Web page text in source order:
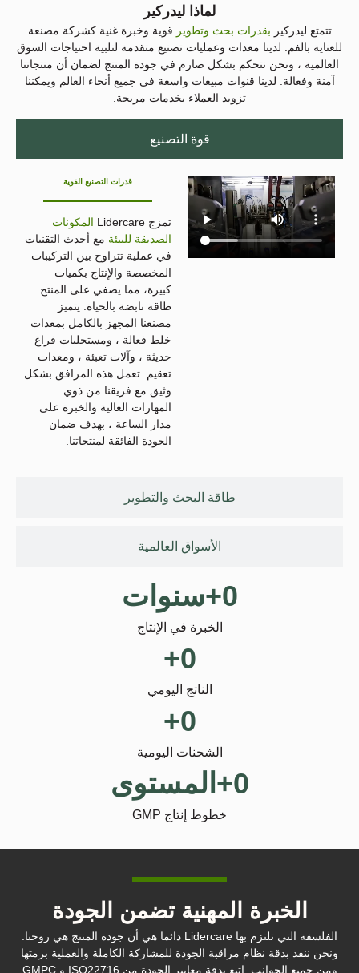
لماذا ليدركير
تتمتع ليدركير بقدرات بحث وتطوير قوية وخبرة غنية كشركة مصنعة
للعناية بالفم. لدينا معدات وعمليات تصنيع متقدمة لتلبية احتياجات السوق
العالمية ، ونحن نتحكم بشكل صارم في جودة المنتج لضمان أن منتجاتنا
آمنة وفعالة. لدينا قنوات مبيعات واسعة في جميع أنحاء العالم ويمكننا
تزويد العملاء بخدمات مريحة.
قوة التصنيع
طاقة البحث والتطوير
الأسواق العالمية
قدرات التصنيع القوية
تمزج Lidercare
المكونات
الصديقة للبيئة مع أحدث التقنيات
في عملية تتراوح بين التركيبات
المخصصة والإنتاج بكميات
كبيرة، مما يضفي على المنتج
طاقة نابضة بالحياة. يتميز
مصنعنا المجهز بالكامل بمعدات
خلط فعالة ، ومستحلبات فراغ
حديثة ، وآلات تعبئة ، ومعدات
تعقيم. تعمل هذه المرافق بشكل
وثيق مع فريقنا من ذوي
المهارات العالية والخبرة على
مدار الساعة ، بهدف ضمان
الجودة الفائقة لمنتجاتنا.
الخبرة في الإنتاج
0+سنوات
الناتج اليومي
0
+
الشحنات اليومية
0
+
خطوط إنتاج GMP
0+المستوى
الخبرة المهنية تضمن الجودة
الفلسفة التي تلتزم بها Lidercare دائما هي أن جودة المنتج هي روحنا.
ونحن ننفذ بدقة نظام مراقبة الجودة للمشاركة الكاملة والعملية برمتها
ومن جميع الجوانب. اتبع بدقة معايير الجودة من ISO22716 و GMPC